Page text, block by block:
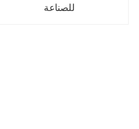
للصناعة